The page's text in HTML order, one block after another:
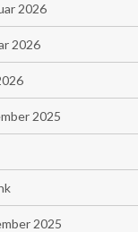
2026
2026
2025
2025